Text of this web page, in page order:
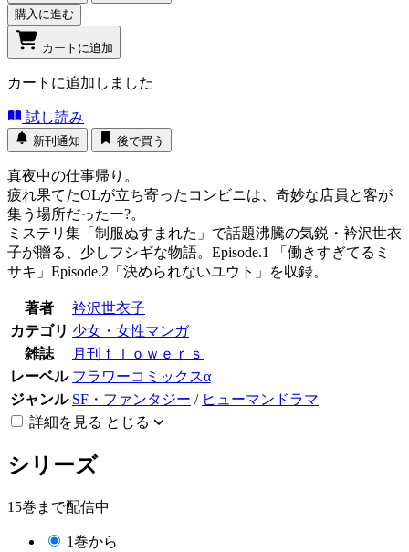
購入に進む
カートに追加
カートに追加しました
試し読み
新刊通知 後で買う
真夜中の仕事帰り。
疲れ果てたOLが立ち寄ったコンビニは、奇妙な店員と客が
集う場所だったー?。
ミステリ集「制服ぬすまれた」で話題沸騰の気鋭・衿沢世衣
子が贈る、少しフシギな物語。Episode.1 「働きすぎてるミ
サキ」Episode.2「決められないユウト」を収録。
著者
衿沢世衣子
カテゴリ 少女・女性マンガ
雑誌
月刊ｆｌｏｗｅｒｓ
レーベル フラワーコミックスα
ジャンル SF・ファンタジー / ヒューマンドラマ
詳細を見る とじる
シリーズ
15巻まで配信中
1巻から